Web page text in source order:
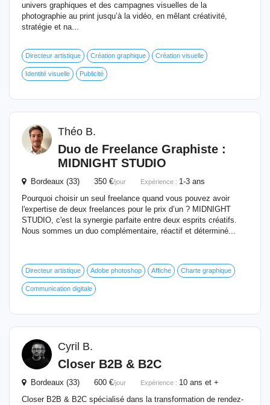
univers graphiques et des campagnes visuelles de la
photographie au print jusqu’à la vidéo, en mêlant créativité,
stratégie et na...
Directeur artistique Création graphique Création visuelle
Identité visuelle Publicité
Théo B.
Duo de Freelance Graphiste :
MIDNIGHT STUDIO
Bordeaux (33) 350 €/jour Expérience : 1-3 ans
Pourquoi choisir un seul freelance quand vous pouvez avoir
l'expertise de deux freelances pour le prix d’un ? MIDNIGHT
STUDIO, c'est la synergie parfaite entre deux esprits créatifs.
Nous sommes un duo complémentaire, réactif et déterminé...
Directeur artistique Adobe photoshop Affiche Charte graphique
Communication digitale
Cyril B.
Closer B2B & B2C
Bordeaux (33) 600 €/jour Expérience : 10 ans et +
Closer B2B & B2C spécialisé dans la transformation de rendez-